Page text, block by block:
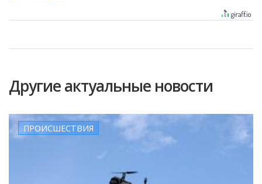
Другие актуальные новости
ПРОИСШЕСТВИЯ